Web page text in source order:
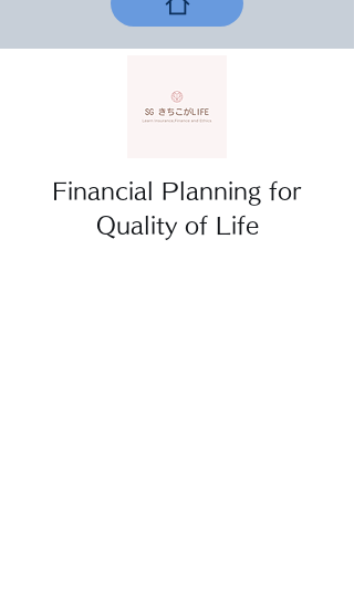
Financial Planning for
Quality of Life